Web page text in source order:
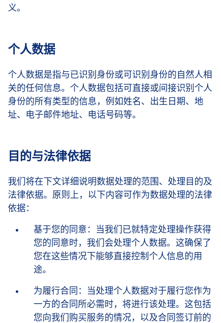
义。
个人数据
个人数据是指与已识别身份或可识别身份的自然人相
关的任何信息。个人数据包括可直接或间接识别个人
身份的所有类型的信息，例如姓名、出生日期、地
址、电子邮件地址、电话号码等。
目的与法律依据
我们将在下文详细说明数据处理的范围、处理目的及
法律依据。原则上，以下内容可作为数据处理的法律
依据：
基于您的同意：当我们已就特定处理操作获得
您的同意时，我们会处理个人数据。这确保了
您在这些情况下能够直接控制个人信息的用
途。
为履行合同：当处理个人数据对于履行您作为
一方的合同所必需时，将进行该处理。这包括
您向我们购买服务的情况，以及合同签订前的